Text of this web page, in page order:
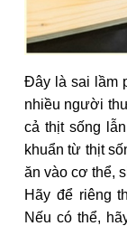
Đây là sai lầm
nhiều người
cả thịt sống
khuẩn từ thịt
ăn vào cơ thể,
Hãy để riêng
Nếu có thể,